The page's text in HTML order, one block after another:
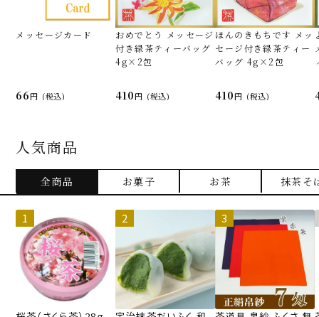
メッセージカード
66 (税込)
おめでとう メッセージ
付き緑茶ティーバッグ
4g×2包
410 (税込)
ほんのきもちです メッ
セージ付き緑茶ティー
バッグ 4g×2包
410 (税込)
人気商品
全商品 お菓子 お茶 抹茶そ